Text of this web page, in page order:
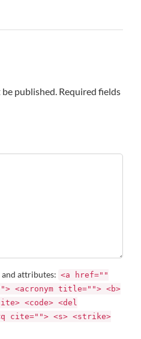
published. Required fields
and attributes: <a href=""
<acronym title=""> <b>
<code> <del
cite=""> <s> <strike>